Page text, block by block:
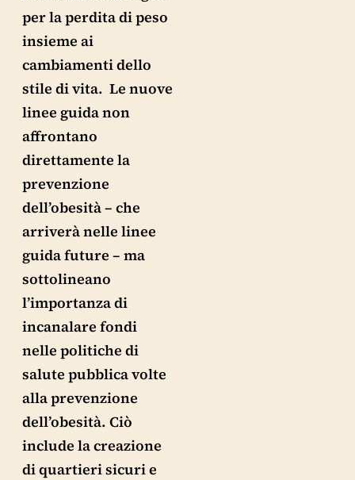
per la perdita di peso
insieme ai
cambiamenti dello
stile di vita. Le nuove
linee guida non
affrontano
direttamente la
prevenzione
dell’obesità – che
arriverà nelle linee
guida future – ma
sottolineano
l’importanza di
incanalare fondi
nelle politiche di
salute pubblica volte
alla prevenzione
dell’obesità. Ciò
include la creazione
di quartieri sicuri e